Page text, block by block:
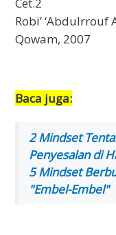
Robi’ ‘Abdulrrouf
Qowam, 2007
Baca juga:
2 Mindset
Penyesalan di
5 Mindset
"Embel-Embel"